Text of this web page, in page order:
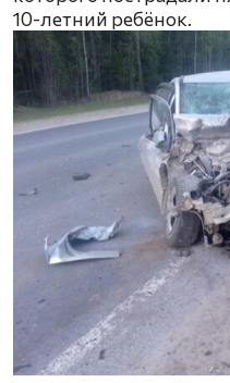
10-летний ребёнок.